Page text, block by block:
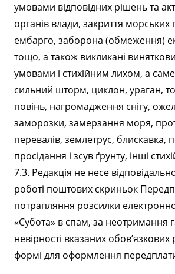
умовами відповідних рішень та
органів влади, закриття морських
ембарго, заборона (обмеження)
тощо, а також викликані
умовами і стихійним лихом, а
сильний шторм, циклон, ураган,
повінь, нагромадження снігу,
заморозки, замерзання моря,
перевалів, землетрус, блискавка,
просідання і зсув ґрунту, інші
7.3. Редакція не несе
роботі поштових скриньок
потрапляння розсилки
«Субота» в спам, за неотримання
невірності вказаних обов’язкових
формі для оформлення